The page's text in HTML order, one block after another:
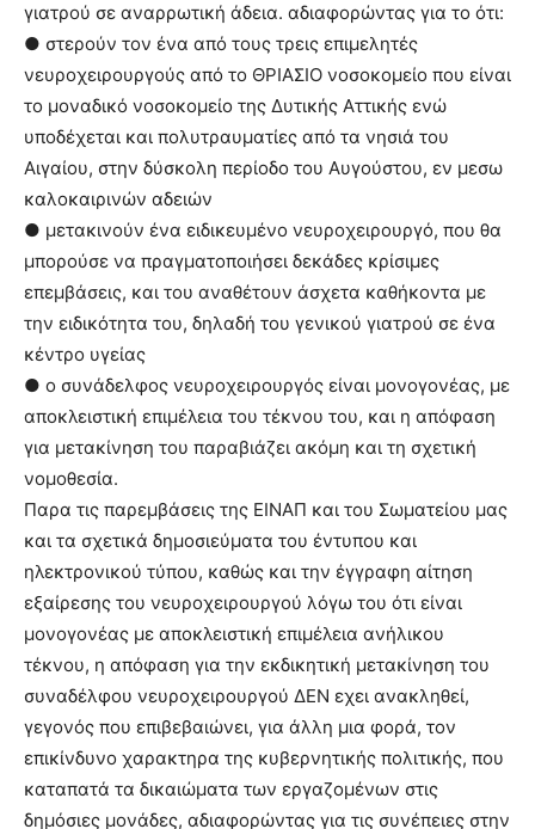
γιατρού σε αναρρωτική άδεια. αδιαφορώντας για το ότι:
● στερούν τον ένα από τους τρεις επιμελητές
νευροχειρουργούς από το ΘΡΙΑΣΙΟ νοσοκομείο που είναι
το μοναδικό νοσοκομείο της Δυτικής Αττικής ενώ
υποδέχεται και πολυτραυματίες από τα νησιά του
Αιγαίου, στην δύσκολη περίοδο του Αυγούστου, εν μεσω
καλοκαιρινών αδειών
● μετακινούν ένα ειδικευμένο νευροχειρουργό, που θα
μπορούσε να πραγματοποιήσει δεκάδες κρίσιμες
επεμβάσεις, και του αναθέτουν άσχετα καθήκοντα με
την ειδικότητα του, δηλαδή του γενικού γιατρού σε ένα
κέντρο υγείας
● ο συνάδελφος νευροχειρουργός είναι μονογονέας, με
αποκλειστική επιμέλεια του τέκνου του, και η απόφαση
για μετακίνηση του παραβιάζει ακόμη και τη σχετική
νομοθεσία.
Παρα τις παρεμβάσεις της ΕΙΝΑΠ και του Σωματείου μας
και τα σχετικά δημοσιεύματα του έντυπου και
ηλεκτρονικού τύπου, καθώς και την έγγραφη αίτηση
εξαίρεσης του νευροχειρουργού λόγω του ότι είναι
μονογονέας με αποκλειστική επιμέλεια ανήλικου
τέκνου, η απόφαση για την εκδικητική μετακίνηση του
συναδέλφου νευροχειρουργού ΔΕΝ εχει ανακληθεί,
γεγονός που επιβεβαιώνει, για άλλη μια φορά, τον
επικίνδυνο χαρακτηρα της κυβερνητικής πολιτικής, που
καταπατά τα δικαιώματα των εργαζομένων στις
δημόσιες μονάδες, αδιαφορώντας για τις συνέπειες στην